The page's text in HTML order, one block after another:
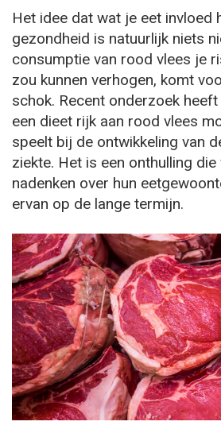
Het idee dat wat je eet invloed
gezondheid is natuurlijk niets
consumptie van rood vlees je
zou kunnen verhogen, komt
schok. Recent onderzoek
een dieet rijk aan rood vlees
speelt bij de ontwikkeling van
ziekte. Het is een onthulling
nadenken over hun
ervan op de lange termijn.